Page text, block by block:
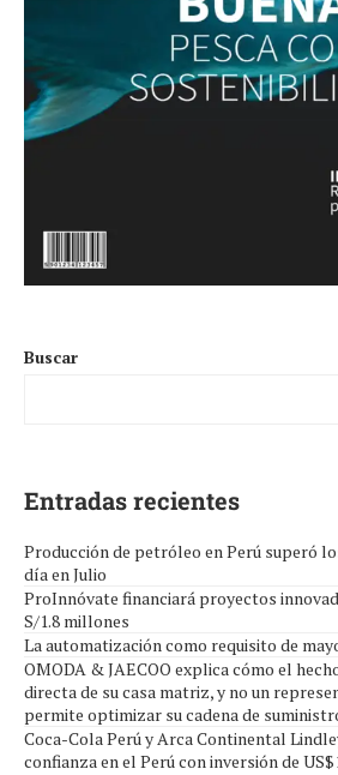
Buscar
Entradas recientes
Producción de petróleo en Perú superó
día en Julio
ProInnóvate financiará proyectos
S/1.8 millones
La automatización como requisito de
OMODA & JAECOO explica cómo el
directa de su casa matriz, y no un
permite optimizar su cadena de
Coca-Cola Perú y Arca Continental
confianza en el Perú con inversión de